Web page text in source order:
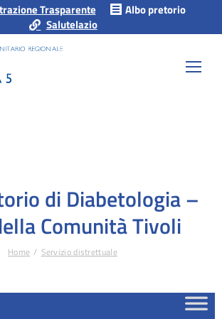
Trasparente
Albo pretorio
Salutelazio
di Diabetologia –
Comunità Tivoli
Home Servizio distrettuale